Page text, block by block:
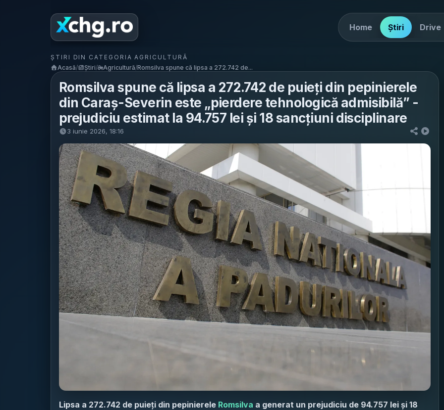
Home Știri Drive
ȘTIRI DIN CATEGORIA AGRICULTURĂ
Acasă/ Știri/ Agricultură/Romsilva spune că lipsa a 272.742 de...
Romsilva spune că lipsa a 272.742 de puieți din pepinierele
din Caraș-Severin este „pierdere tehnologică admisibilă” -
prejudiciu estimat la 94.757 lei și 18 sancțiuni disciplinare
3 iunie 2026, 18:16
Lipsa a 272.742 de puieți din pepinierele Romsilva a generat un prejudiciu de 94.757 lei și 18